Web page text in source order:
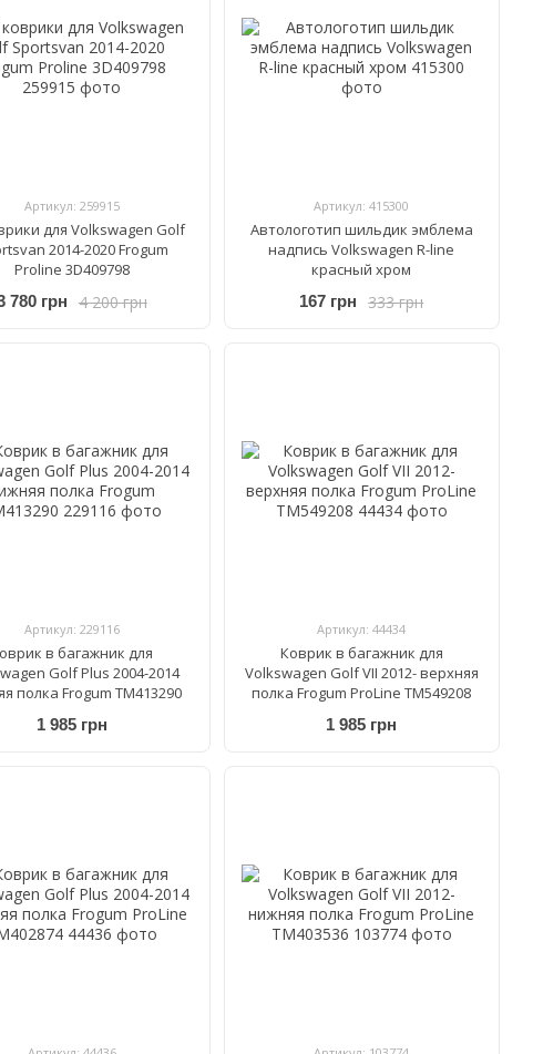
Артикул: 259915
для Volkswagen Golf
2014-2020 Frogum
Proline 3D409798
4 200 грн
780 грн
Артикул: 415300
Автологотип шильдик эмблема
надпись Volkswagen R-line
красный хром
333 грн
167 грн
Артикул: 229116
в багажник для
Golf Plus 2004-2014
полка Frogum TM413290
1 985 грн
Артикул: 44434
Коврик в багажник для
Volkswagen Golf VII 2012- верхняя
полка Frogum ProLine TM549208
1 985 грн